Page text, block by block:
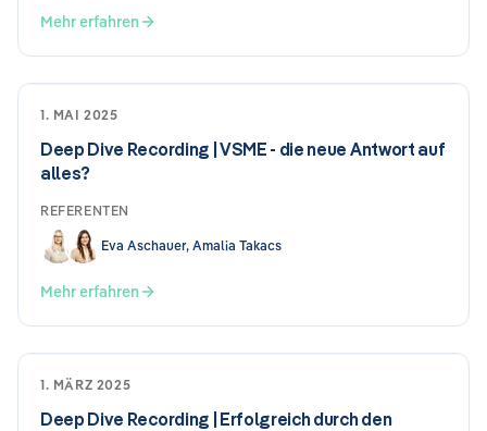
Mehr erfahren
1. MAI 2025
Deep Dive Recording | VSME - die neue Antwort auf
alles?
REFERENTEN
Eva Aschauer, Amalia Takacs
Mehr erfahren
1. MÄRZ 2025
Deep Dive Recording | Erfolgreich durch den